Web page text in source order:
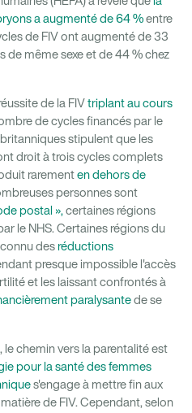
a augmenté de 64 %entre
de FIV ont augmenté de 33
de même sexe et de 44 % chez
de la FIVtriplant au cours
de cycles financés par le
stipulent que les
droit à trois cycles complets
rarementen dehors de
personnes sont
postal », certaines régions
le NHS. Certaines régions du
desréductions
presque impossible l'accès
et les laissant confrontés à
paralysantede se
le chemin vers la parentalité est
pour la santé des femmes
s'engage à mettre fin aux
de FIV. Cependant, selon